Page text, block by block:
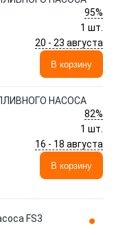
95%
1 шт.
20 - 23 августа
В корзину
НАСОСА
82%
1 шт.
16 - 18 августа
В корзину
FS3